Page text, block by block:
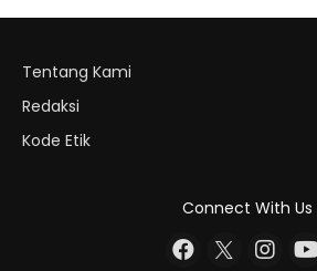
Tentang Kami
Redaksi
Kode Etik
Connect With Us